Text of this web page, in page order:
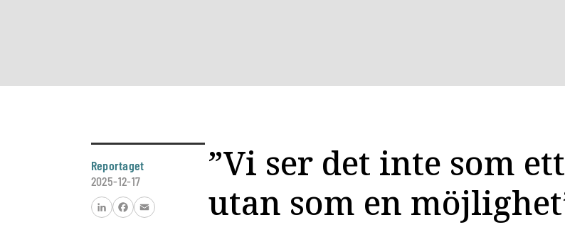
Reportaget
2025-12-17
FacebookEmail
”Vi ser det inte som
utan som en